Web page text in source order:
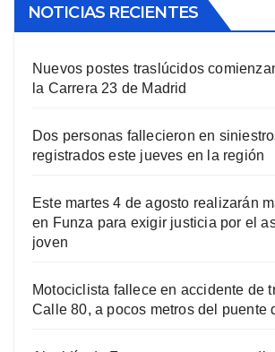
NOTICIAS RECIENTES
Nuevos postes traslúcidos
la Carrera 23 de Madrid
Dos personas fallecieron en
registrados este jueves en la región
Este martes 4 de agosto realizarán
en Funza para exigir justicia por el
joven
Motociclista fallece en accidente de
Calle 80, a pocos metros del puente